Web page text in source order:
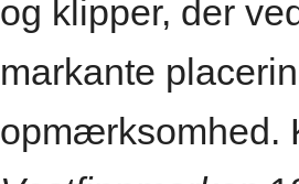
og klipper, der
markante
opmærksomhed.